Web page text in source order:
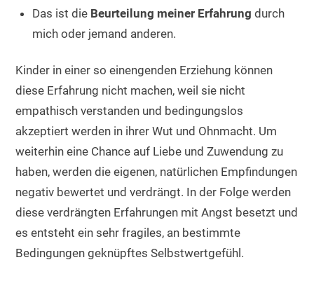
Das ist die Beurteilung meiner Erfahrung durch
mich oder jemand anderen.
Kinder in einer so einengenden Erziehung können
diese Erfahrung nicht machen, weil sie nicht
empathisch verstanden und bedingungslos
akzeptiert werden in ihrer Wut und Ohnmacht. Um
weiterhin eine Chance auf Liebe und Zuwendung zu
haben, werden die eigenen, natürlichen Empfindungen
negativ bewertet und verdrängt. In der Folge werden
diese verdrängten Erfahrungen mit Angst besetzt und
es entsteht ein sehr fragiles, an bestimmte
Bedingungen geknüpftes Selbstwertgefühl.